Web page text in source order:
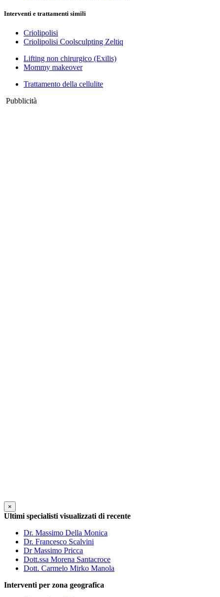
Interventi e trattamenti simili
Criolipolisi
Criolipolisi Coolsculpting Zeltiq
Lifting non chirurgico (Exilis)
Mommy makeover
Trattamento della cellulite
Pubblicità
×
Ultimi specialisti visualizzati di recente
Dr. Massimo Della Monica
Dr. Francesco Scalvini
Dr Massimo Pricca
Dott.ssa Morena Santacroce
Dott. Carmelo Mirko Manola
Interventi per zona geografica